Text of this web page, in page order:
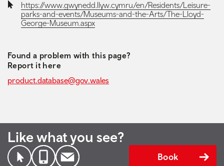
Website:https://www.gwynedd.llyw.cymru/en/Residents/Leisure-
parks-and-events/Museums-and-the-Arts/The-Lloyd-
George-Museum.aspx
Found a problem with this page?
Report it here
product.database@gov.wales
Like what you see?
Book